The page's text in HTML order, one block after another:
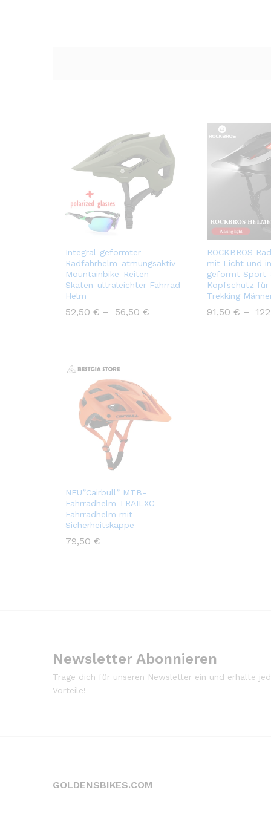
Integral-geformter
Radfahrhelm-atmungsaktiv-
Mountainbike-Reiten-
Skaten-ultraleichter Fahrrad
Helm
52,50 € – 56,50 €
ROCKBROS
mit Licht und
geformt Sport-
Kopfschutz
Trekking
91,50 € –
NEU”Cairbull” MTB-
Fahrradhelm TRAILXC
Fahrradhelm mit
Sicherheitskappe
79,50 €
Newsletter Abonnieren
Trage dich für unseren Newsletter ein und erhalte
Vorteile!
GOLDENSBIKES.COM